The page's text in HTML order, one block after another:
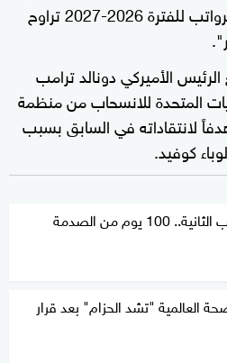
يعني أننا نواجه فجوة في الرواتب للفترة 2026-2027 تراوح
الأميركي دونالد ترامب
المتحدة للانسحاب من منظمة
لانتقاداته في السابق بسبب
كوفيد.
يوم من الصدمة
العالمية "تشد الحزام" بعد قرار